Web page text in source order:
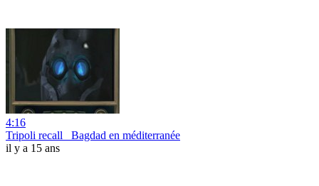
4:16
Tripoli recall_ Bagdad en méditerranée
il y a 15 ans